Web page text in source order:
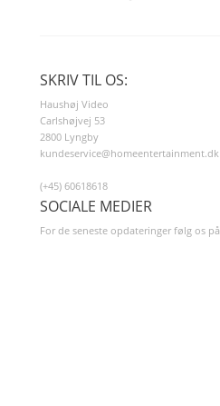
SKRIV TIL OS:
Haushøj Video
Carlshøjvej 53
2800 Lyngby
kundeservice@homeentertainment.dk
(+45) 60618618
SOCIALE MEDIER
For de seneste opdateringer følg os på